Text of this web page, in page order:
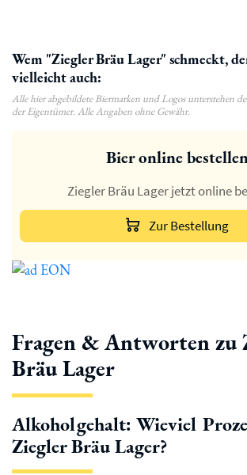
Wem "Ziegler Bräu Lager" schmeckt,
vielleicht auch:
Alle hier abgebildete Biermarken und Logos unterstehen
der Eigentümer. Alle Angaben ohne Gewähr.
Bier online
Ziegler Bräu Lager jetzt online
Zur Bestellung
Fragen & Antworten zu
Bräu Lager
Alkoholgehalt: Wieviel
Ziegler Bräu Lager?